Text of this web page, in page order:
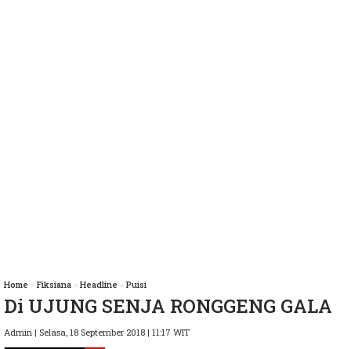
Home » Fiksiana » Headline » Puisi
Di UJUNG SENJA RONGGENG GALA
Admin | Selasa, 18 September 2018 | 11:17 WIT